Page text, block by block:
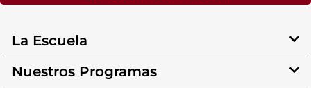
La Escuela
Nuestros Programas